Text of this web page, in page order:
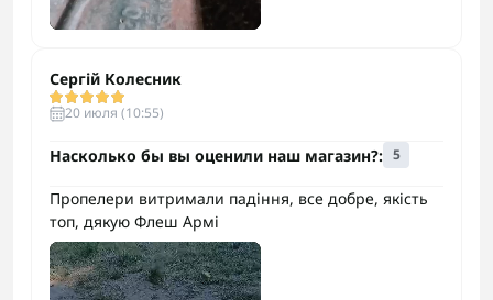
Сергій Колесник
20 июля (10:55)
Насколько бы вы оценили наш магазин?: 5
Пропелери витримали падіння, все добре, якість
топ, дякую Флеш Армі